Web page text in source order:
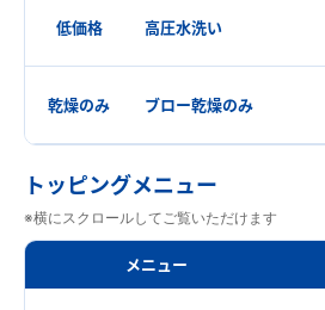
低価格 高圧水洗い
乾燥のみ ブロー乾燥のみ
トッピングメニュー
※横にスクロールしてご覧いただけます
メニュー